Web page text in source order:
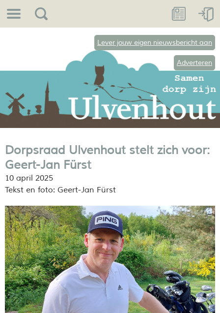
Lever jouw eigen nieuwsbericht aan
Adverteren
Dorpsraad Ulvenhout stelt zich voor:
Geert-Jan Fürst
10 april 2025
Tekst en foto: Geert-Jan Fürst